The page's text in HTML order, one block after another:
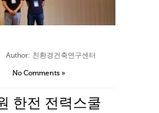
Author: 친환경건축연구센터
No Comments »
한전 전력스쿨